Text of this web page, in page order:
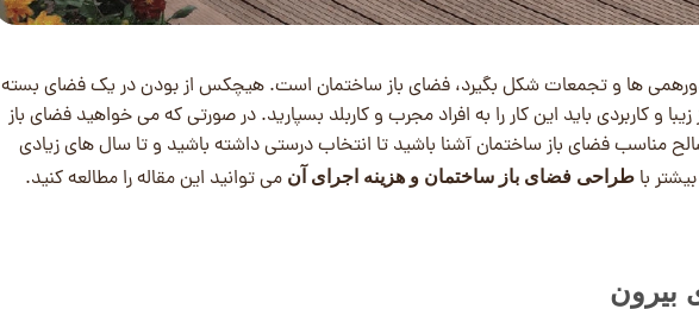
ها و تجمعات شکل بگیرد، فضای باز ساختمان است. هیچکس از بودن در یک فضای بسته
و کاربردی باید این کار را به افراد مجرب و کاربلد بسپارید. در صورتی که می خواهید فضای باز
مناسب فضای باز ساختمان آشنا باشید تا انتخاب درستی داشته باشید و تا سال های زیادی
با طراحی فضای باز ساختمان و هزینه اجرای آن می توانید این مقاله را مطالعه کنید.
بیرون